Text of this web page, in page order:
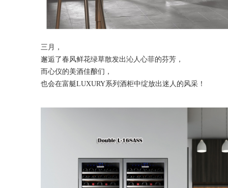
三月，
邂逅了春风鲜花绿草散发出沁人心菲的芬芳，
而心仪的美酒佳酿们，
也会在富艇LUXURY系列酒柜中绽放出迷人的风采！